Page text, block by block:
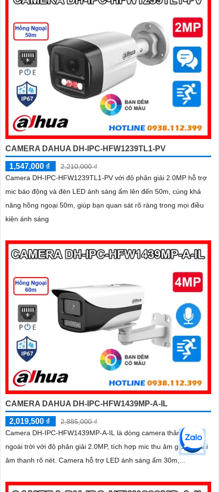
CAMERA DAHUA DH-IPC-HFW1239TL1-PV
1,547,000 ₫
2,210,000 ₫
Camera DH-IPC-HFW1239TL1-PV với độ phân giải 2.0MP hỗ trợ
mic báo động và đèn LED ánh sáng ấm lên đến 50m, cùng khả
năng hồng ngoại 50m, giúp bạn quan sát rõ ràng trong mọi điều
kiện ánh sáng
CAMERA DAHUA DH-IPC-HFW1439MP-A-IL
2,019,500 ₫
2,885,000 ₫
Camera DH-IPC-HFW1439MP-A-IL là dòng camera thân cố định
ngoài trời với độ phân giải 2.0MP, tích hợp mic thu âm giúp ghi lại
âm thanh rõ nét. Camera hỗ trợ LED ánh sáng ấm 30m,...